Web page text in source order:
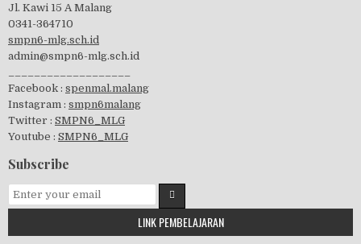
Perayaan HUT RI-74
Jl. Kawi 15 A Malang
0341-364710
smpn6-mlg.sch.id
admin@smpn6-mlg.sch.id
Facebook : spenmal.malang
Instagram : smpn6malang
Twitter : SMPN6_MLG
Youtube : SMPN6_MLG
Subscribe
LINK PEMBELAJARAN